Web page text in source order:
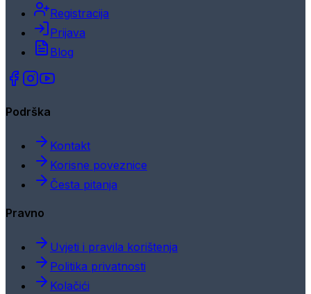
Registracija
Prijava
Blog
Podrška
Kontakt
Korisne poveznice
Česta pitanja
Pravno
Uvjeti i pravila korištenja
Politika privatnosti
Kolačići